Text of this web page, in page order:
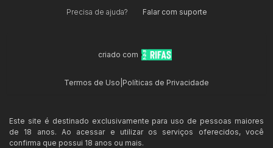
Precisa de ajuda? Falar com suporte
criado com
Termos de Uso Políticas de Privacidade
Este site é destinado exclusivamente para uso de pessoas maiores
de 18 anos. Ao acessar e utilizar os serviços oferecidos, você
confirma que possui 18 anos ou mais.